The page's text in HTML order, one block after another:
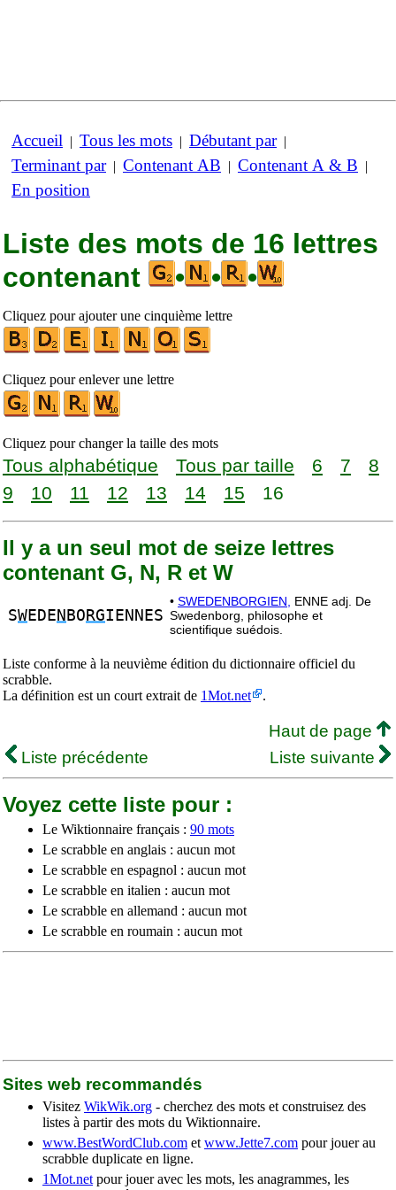
Accueil | Tous les mots | Débutant par|
Terminant par| Contenant AB | Contenant A & B |
En position
Liste des mots de 16 lettres
contenant
• • •
Cliquez pour ajouter une cinquième lettre
Cliquez pour enlever une lettre
Cliquez pour changer la taille des mots
Tous alphabétique Tous par taille 6 7
8
9
10 11 12 13 14 15 16
Il y a un seul mot de seize lettres
contenant G, N, R et W
SWEDE N BO RGIENNES
• SWEDENBORGIEN,
ENNE adj. De
Swedenborg, philosophe et
scientifique suédois.
Liste conforme à la neuvième édition du dictionnaire officiel du
scrabble.
La définition est un court extrait de 1Mot.net .
Haut de page
Liste précédente
Liste suivante
Voyez cette liste pour :
Le Wiktionnaire français : 90 mots
Le scrabble en anglais : aucun mot
Le scrabble en espagnol : aucun mot
Le scrabble en italien : aucun mot
Le scrabble en allemand : aucun mot
Le scrabble en roumain : aucun mot
Sites web recommandés
Visitez WikWik.org - cherchez des mots et construisez des
listes à partir des mots du Wiktionnaire.
www.BestWordClub.com et www.Jette7.com pour jouer au
scrabble duplicate en ligne.
1Mot.net pour jouer avec les mots, les anagrammes, les